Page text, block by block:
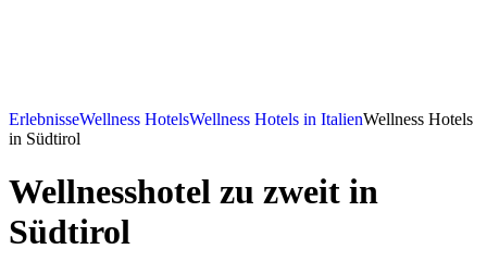
ErlebnisseWellness HotelsWellness Hotels in ItalienWellness Hotels
in Südtirol
Wellnesshotel zu zweit in
Südtirol